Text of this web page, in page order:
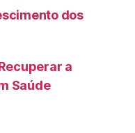
dos
a
Saúde